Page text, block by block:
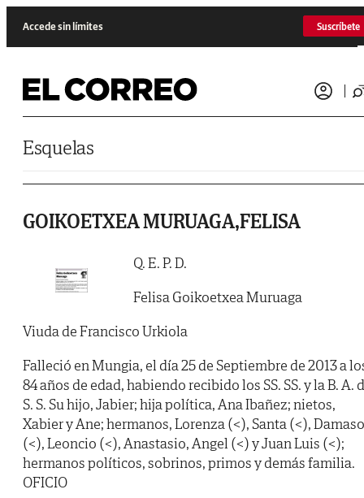
Accede sin límites Suscríbete
Esquelas
GOIKOETXEA MURUAGA,FELISA
Q. E. P. D.
Felisa Goikoetxea Muruaga
Viuda de Francisco Urkiola
Falleció en Mungia, el día 25 de Septiembre de 2013 a
84 años de edad, habiendo recibido los SS. SS. y la B. A.
S. S. Su hijo, Jabier; hija política, Ana Ibañez; nietos,
Xabier y Ane; hermanos, Lorenza (<), Santa (<), Damaso
(<), Leoncio (<), Anastasio, Angel (<) y Juan Luis (<);
hermanos políticos, sobrinos, primos y demás familia.
OFICIO